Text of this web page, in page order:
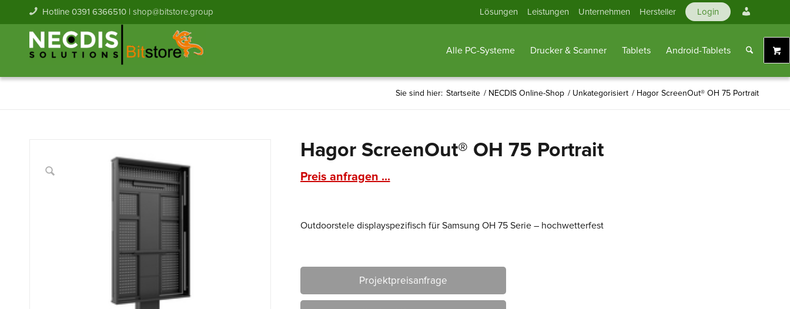
Lösungen Leistungen Unternehmen Hersteller Login
Konto
Hotline 0391 6366510 | shop@bitstore.group
Alle PC-Systeme Drucker & Scanner Tablets Android-Tablets
Sie sind hier: Startseite / NECDIS Online-Shop / Unkategorisiert / Hagor ScreenOut® OH 75 Portrait
Hagor ScreenOut® OH 75 Portrait
Preis anfragen ...
Outdoorstele displayspezifisch für Samsung OH 75 Serie – hochwetterfest
Projektpreisanfrage